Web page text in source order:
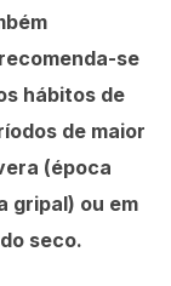
se
hábitos de
de maior
(época
gripal) ou em
seco.